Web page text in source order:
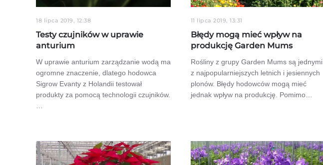
18 lipca 2019, 12:38
Testy czujników w uprawie
anturium
W uprawie anturium zarządzanie wodą ma
ogromne znaczenie, dlatego hodowca
Sigrow Evanty z Holandii testował
produkty za pomocą technologii czujników.
11 lipca 2019, 13:31
Błędy mogą mieć wpływ na
produkcję Garden Mums
Rośliny z grupy Garden Mums są jednymi
z najpopularniejszych letnich i jesiennych
plonów. Błędy hodowców mogą mieć
jednak wpływ na produkcję. Pomimo…